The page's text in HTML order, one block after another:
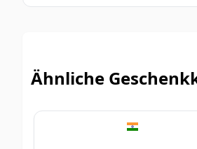
Ähnliche